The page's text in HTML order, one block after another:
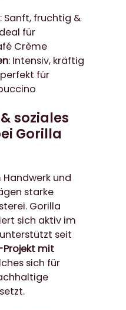
: Sanft, fruchtig &
für
Crème
: Intensiv, kräftig
für
soziales
Gorilla
und
starke
Gorilla
sich aktiv im
seit
mit
sich für